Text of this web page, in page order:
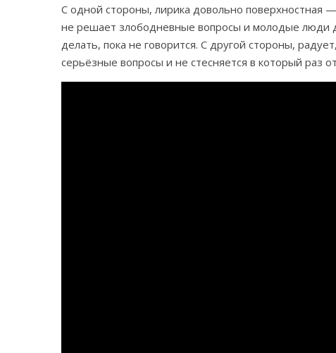
С одной стороны, лирика довольно поверхностная
не решает злободневные вопросы и молодые люди
делать, пока не говорится. С другой стороны,
серьёзные вопросы и не стесняется в который раз